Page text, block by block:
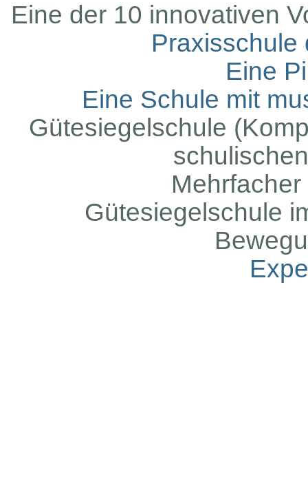
Eine der 10 innovativen
Praxisschule
Eine
Eine Schule mit
Gütesiegelschule
Gütesiegelschule